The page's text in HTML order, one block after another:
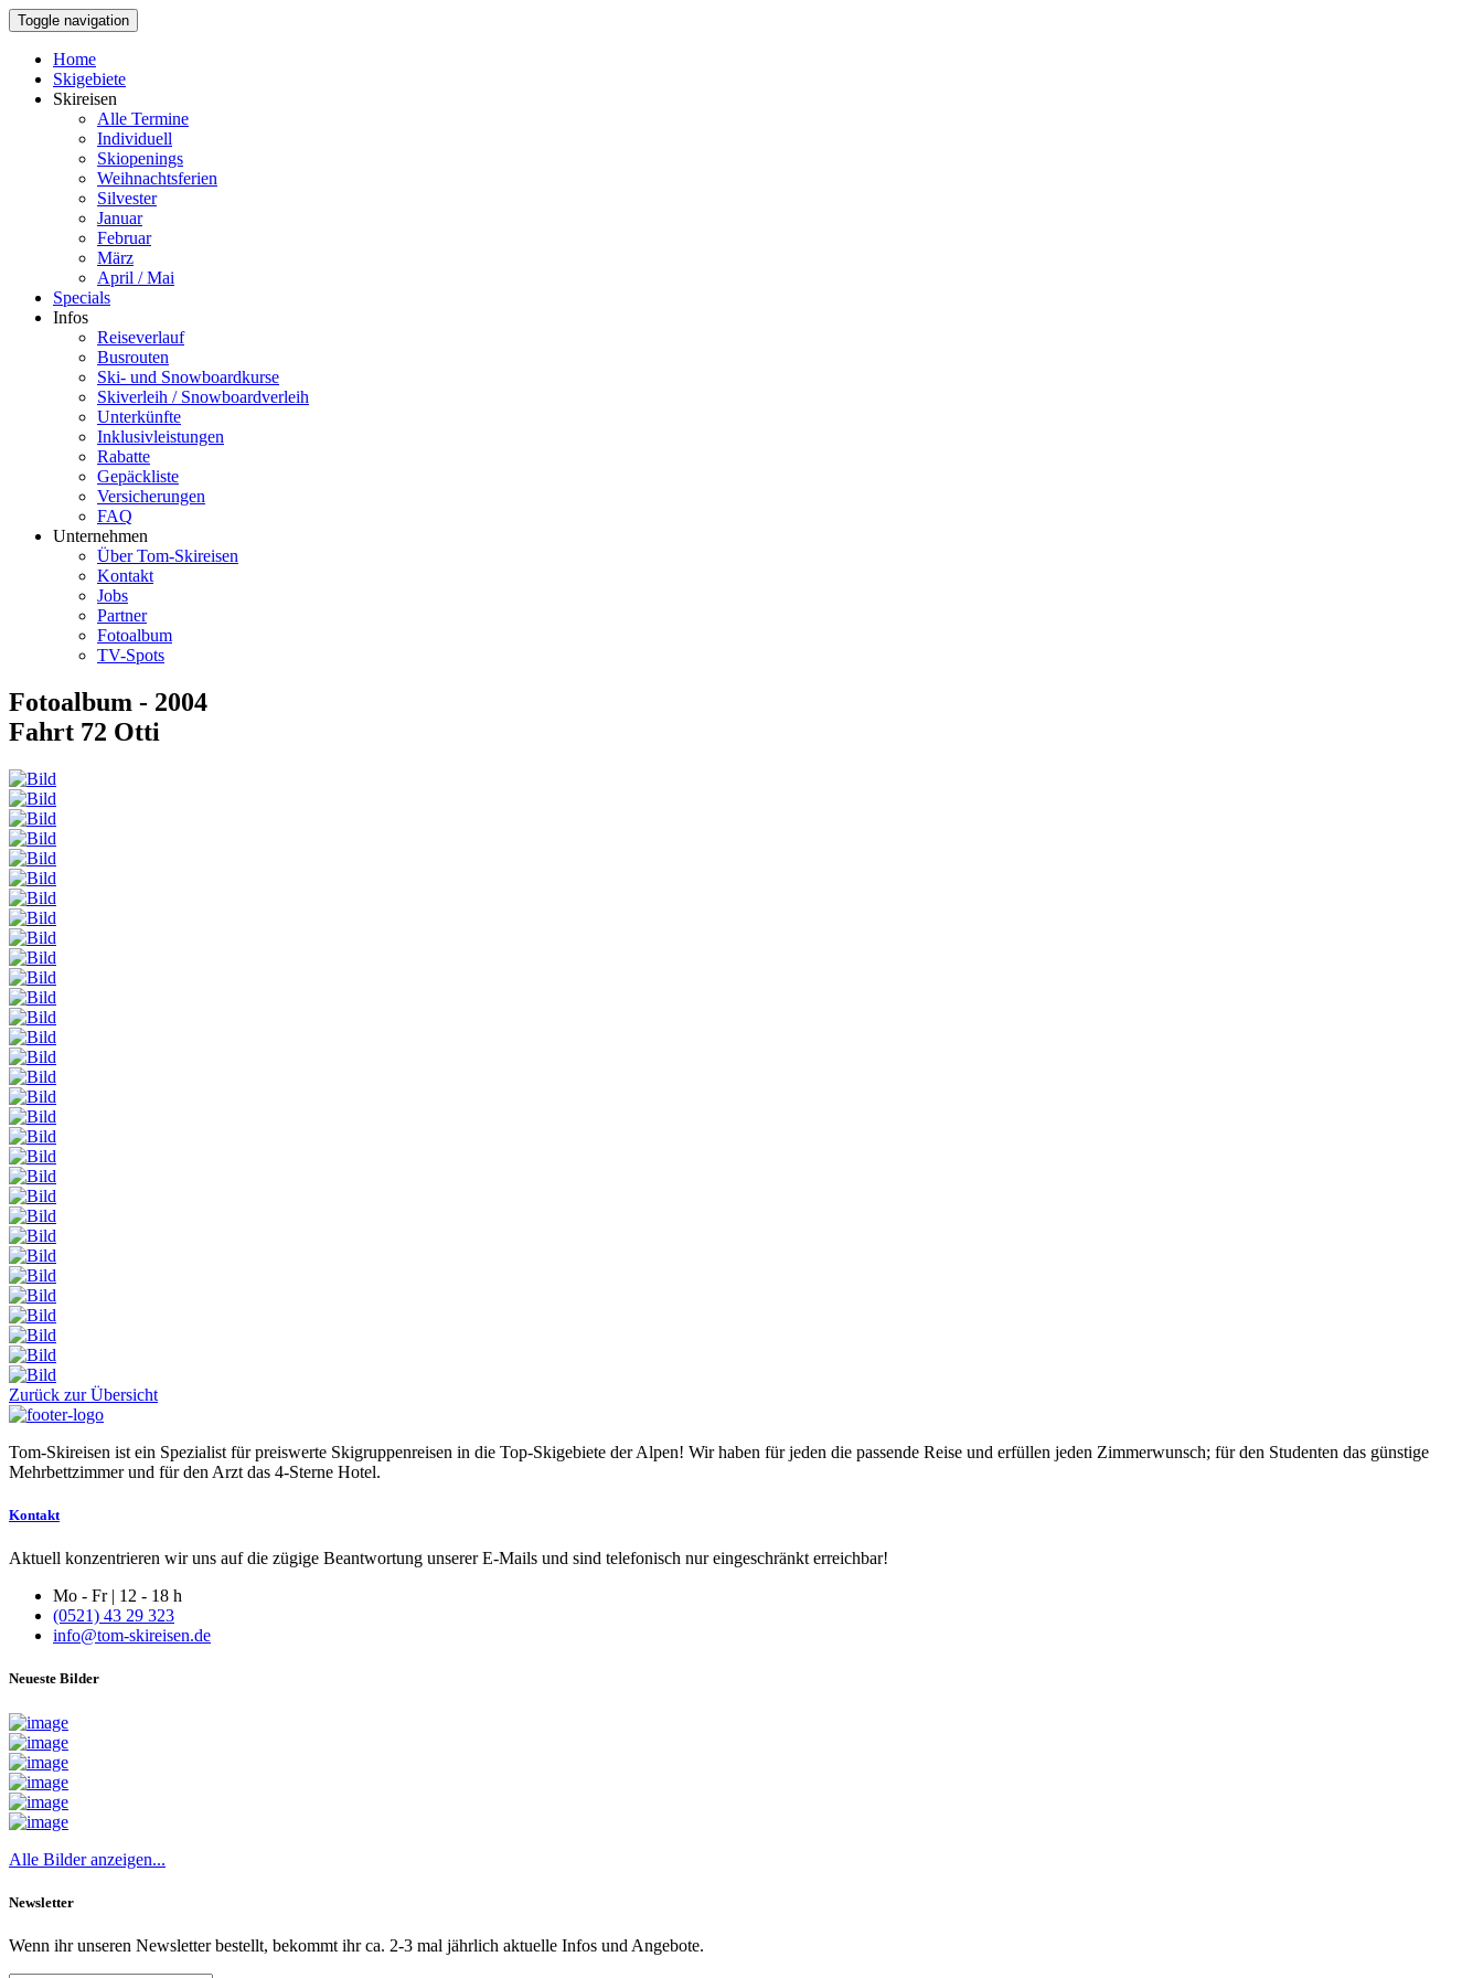
Toggle navigation
Home
Skigebiete
Skireisen
Alle Termine
Individuell
Skiopenings
Weihnachtsferien
Silvester
Januar
Februar
März
April / Mai
Specials
Infos
Reiseverlauf
Busrouten
Ski- und Snowboardkurse
Skiverleih / Snowboardverleih
Unterkünfte
Inklusivleistungen
Rabatte
Gepäckliste
Versicherungen
FAQ
Unternehmen
Über Tom-Skireisen
Kontakt
Jobs
Partner
Fotoalbum
TV-Spots
Fotoalbum - 2004
Fahrt 72 Otti
Zurück zur Übersicht
Tom-Skireisen ist ein Spezialist für preiswerte Skigruppenreisen in die Top-Skigebiete der Alpen! Wir haben für jeden die passende Reise und erfüllen jeden Zimmerwunsch; für den Studenten das günstige
Mehrbettzimmer und für den Arzt das 4-Sterne Hotel.
Kontakt
Aktuell konzentrieren wir uns auf die zügige Beantwortung unserer E-Mails und sind telefonisch nur eingeschränkt erreichbar!
Mo - Fr | 12 - 18 h
(0521) 43 29 323
info@tom-skireisen.de
Neueste Bilder
Alle Bilder anzeigen...
Newsletter
Wenn ihr unseren Newsletter bestellt, bekommt ihr ca. 2-3 mal jährlich aktuelle Infos und Angebote.